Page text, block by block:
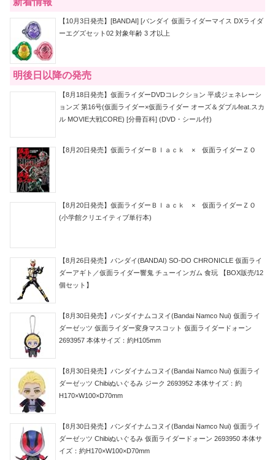
【10月3日発売】[BANDAI] [バンダイ 仮面ライダーマイス DXライダ
ーエグズセット02 対象年齢 3 才以上
明後日以降の発売
【8月18日発売】仮面ライダーDVDコレクション 平成ジェネレーシ
ョンズ 第16号(仮面ライダー×仮面ライダー オーズ＆ダブルfeat.スカ
ル MOVIE大戦CORE) [分冊百科] (DVD・シール付)
【8月20日発売】仮面ライダーＢｌａｃｋ × 仮面ライダーＺＯ
【8月20日発売】仮面ライダーＢｌａｃｋ × 仮面ライダーＺＯ
(小学館クリエイティブ単行本)
【8月26日発売】バンダイ(BANDAI) SO-DO CHRONICLE 仮面ライ
ダーアギト／仮面ライダー響鬼 チューインガム 食玩 【BOX販売/12
個セット】
【8月30日発売】バンダイナムコヌイ(Bandai Namco Nui) 仮面ライ
ダーゼッツ 仮面ライダー変身マスコット 仮面ライダードォーン
2693957 本体サイズ：約H105mm
【8月30日発売】バンダイナムコヌイ(Bandai Namco Nui) 仮面ライ
ダーゼッツ Chibiぬいぐるみ ジーク 2693952 本体サイズ：約
H170×W100×D70mm
【8月30日発売】バンダイナムコヌイ(Bandai Namco Nui) 仮面ライ
ダーゼッツ Chibiぬいぐるみ 仮面ライダードォーン 2693950 本体サ
イズ：約H170×W100×D70mm